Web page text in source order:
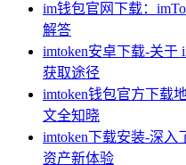
im钱包官网下载：
解答
imtoken安卓下载-关于
获取途径
imtoken钱包官方下载
文全知晓
imtoken下载安装-深入
资产新体验